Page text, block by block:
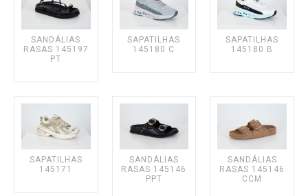
SANDÁLIAS
RASAS 145197
PT
SAPATILHAS
145180 C
SAPATILHAS
145180 B
SAPATILHAS
145171
SANDÁLIAS
RASAS 145146
PPT
SANDÁLIAS
RASAS 145146
CCM